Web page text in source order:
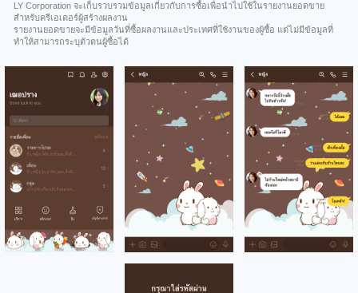
LY Corporation จะเก็บรวบรวมข้อมูลเกี่ยวกับการซื้อเพื่อนำไปใช้ในรายงานยอดขาย
สำหรับครีเอเตอร์ผู้สร้างผลงาน
รายงานยอดขายจะมีข้อมูลวันที่ซื้อผลงานและประเทศที่ใช้งานของผู้ซื้อ แต่ไม่มีข้อมูลที่
ทำให้สามารถระบุตัวตนผู้ซื้อได้